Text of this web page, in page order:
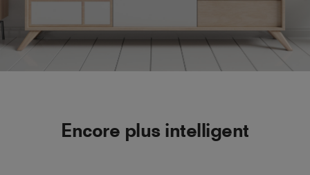
Encore plus intelligent